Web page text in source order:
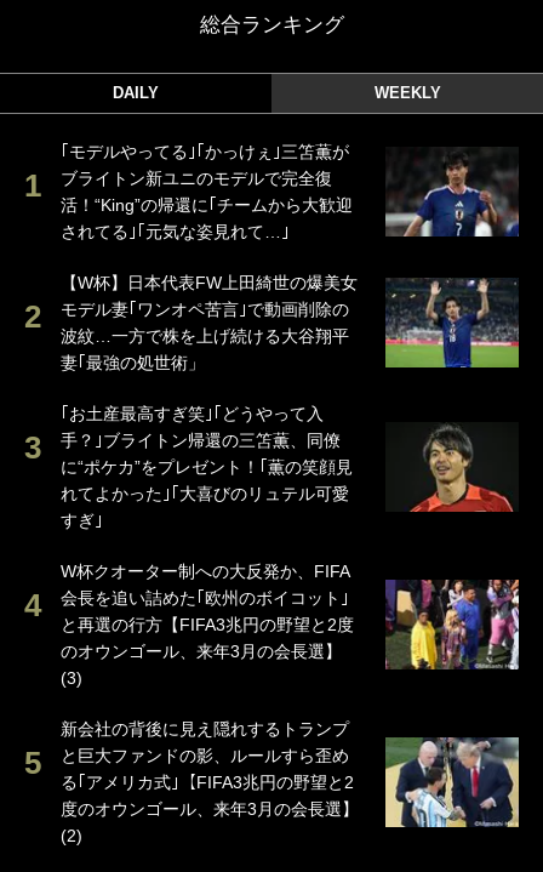
総合ランキング
DAILY WEEKLY
｢モデルやってる｣｢かっけぇ｣三笘薫が
ブライトン新ユニのモデルで完全復
活！“King”の帰還に｢チームから大歓迎
されてる｣｢元気な姿見れて…｣
【W杯】日本代表FW上田綺世の爆美女
モデル妻｢ワンオペ苦言｣で動画削除の
波紋…一方で株を上げ続ける大谷翔平
妻｢最強の処世術」
｢お土産最高すぎ笑｣｢どうやって入
手？｣ブライトン帰還の三笘薫、同僚
に“ポケカ”をプレゼント！｢薫の笑顔見
れてよかった｣｢大喜びのリュテル可愛
すぎ｣
W杯クオーター制への大反発か、FIFA
会長を追い詰めた｢欧州のボイコット｣
と再選の行方【FIFA3兆円の野望と2度
のオウンゴール、来年3月の会長選】
(3)
新会社の背後に見え隠れするトランプ
と巨大ファンドの影、ルールすら歪め
る｢アメリカ式｣【FIFA3兆円の野望と2
度のオウンゴール、来年3月の会長選】
(2)